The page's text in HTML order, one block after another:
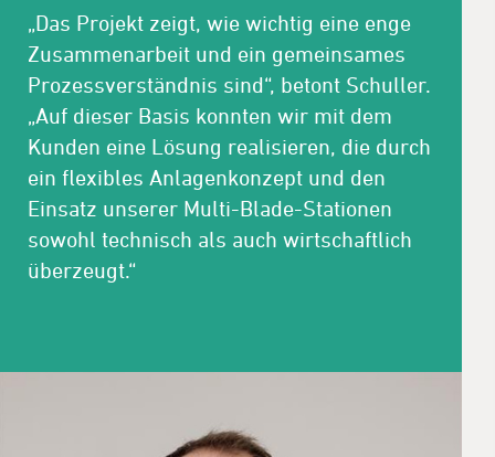
„Das Projekt zeigt, wie wichtig eine enge
Zusammenarbeit und ein gemeinsames
Prozessverständnis sind“, betont Schuller.
„Auf dieser Basis konnten wir mit dem
Kunden eine Lösung realisieren, die durch
ein flexibles Anlagenkonzept und den
Einsatz unserer Multi-Blade-Stationen
sowohl technisch als auch wirtschaftlich
überzeugt.“